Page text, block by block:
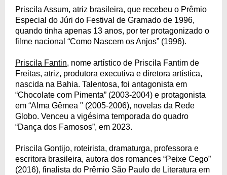
Priscila Assum, atriz brasileira, que recebeu o Prêmio
Especial do Júri do Festival de Gramado de 1996,
quando tinha apenas 13 anos, por ter protagonizado o
filme nacional “Como Nascem os Anjos” (1996).
Priscila Fantin, nome artístico de Priscila Fantim de
Freitas, atriz, produtora executiva e diretora artística,
nascida na Bahia. Talentosa, foi antagonista em
“Chocolate com Pimenta” (2003-2004) e protagonista
em “Alma Gêmea " (2005-2006), novelas da Rede
Globo. Venceu a vigésima temporada do quadro
“Dança dos Famosos”, em 2023.
Priscila Gontijo, roteirista, dramaturga, professora e
escritora brasileira, autora dos romances “Peixe Cego”
(2016), finalista do Prêmio São Paulo de Literatura em